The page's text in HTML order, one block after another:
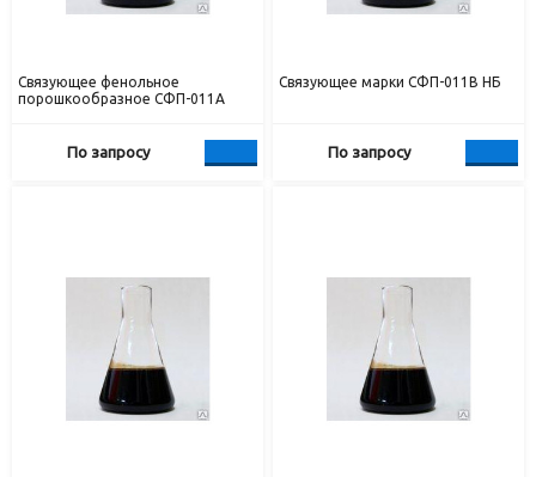
Связующее фенольное
порошкообразное СФП-011А
По запросу
Связующее марки СФП-011В НБ
По запросу